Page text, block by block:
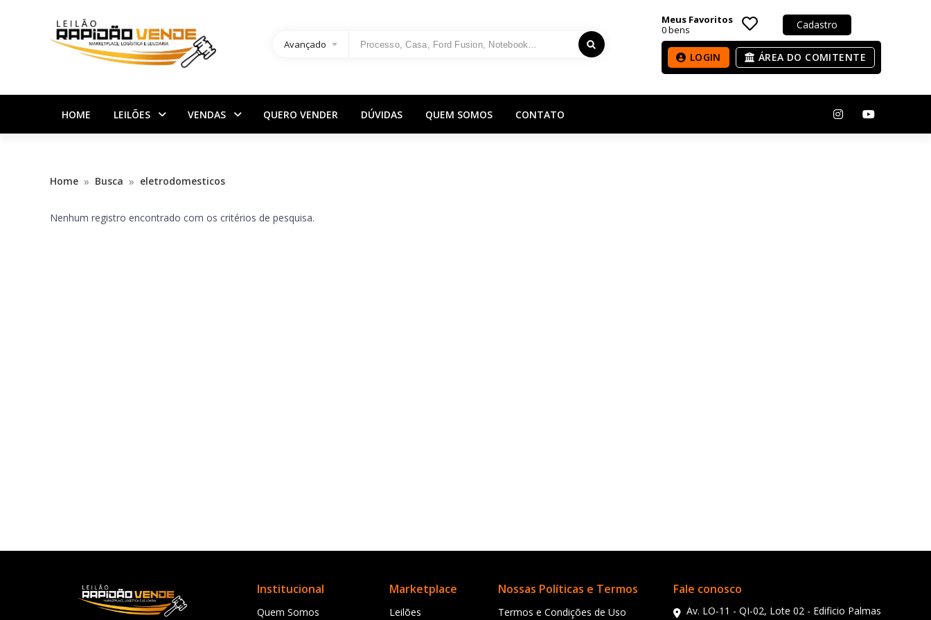
Avançado
Meus Favoritos
0bens Cadastro
LOGIN ÁREA DO COMITENTE
HOME LEILÕES VENDAS QUERO VENDER DÚVIDAS QUEM SOMOS CONTATO
Home » Busca » eletrodomesticos
Nenhum registro encontrado com os critérios de pesquisa.
Institucional
Quem Somos
Marketplace
Leilões
Nossas Políticas e Termos
Termos e Condições de Uso
Fale conosco
Av. LO-11 - QI-02, Lote 02 - Edificio Palmas